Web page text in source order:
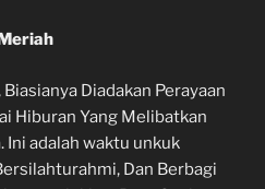
Diadakan Perayaan
Hiburan Yang Melibatkan
Ini adalah waktu unkuk
Dan Berbagi